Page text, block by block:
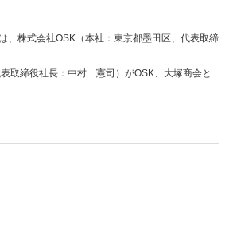
、株式会社OSK（本社：東京都墨田区、代表取締
取締役社長：中村 憲司）がOSK、大塚商会と